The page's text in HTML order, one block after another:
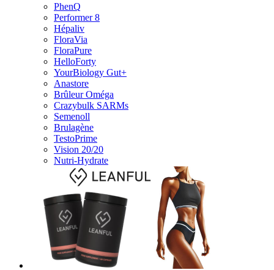
PhenQ
Performer 8
Hépaliv
FloraVia
FloraPure
HelloForty
YourBiology Gut+
Anastore
Brûleur Oméga
Crazybulk SARMs
Semenoll
Brulagène
TestoPrime
Vision 20/20
Nutri-Hydrate